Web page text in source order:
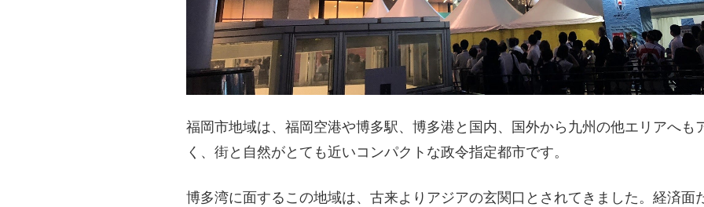
福岡市地域は、福岡空港や博多駅、博多港と国内、
国外から九州の他エリアへも
く、 街と自然がとても近いコンパクトな政令指定都市です。
博多湾に面するこの地域は、 古来よりアジアの玄関口とされてきました。経済面